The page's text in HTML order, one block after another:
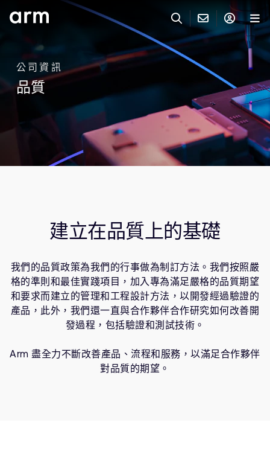
Skip to Main Content
搜尋
與 ARM 聯絡
聯絡技術支援
IP 技術支援
Keil Tools
聯絡業務人員
Flexible Access 企業版
Arm Integrity Helpline
媒體聯絡
人才招募
研究合作
ARM 帳號
Arm 帳號
登入以存取您的 Arm 帳號。
產品
應用市場
合作夥伴
支援與訓練
公司資訊
公司資訊
品質
建立在品質上的基礎
我們的品質政策為我們的行事做為制訂方法。我們按照嚴
格的準則和最佳實踐項目，加入專為滿足嚴格的品質期望
和要求而建立的管理和工程設計方法，以開發經過驗證的
產品，此外，我們還一直與合作​​夥伴合作研究如何改善開
發過程，包括驗證和測試技術。
Arm 盡全力不斷改善產品、流程和服務，以滿足合作夥伴
對品質的期望。